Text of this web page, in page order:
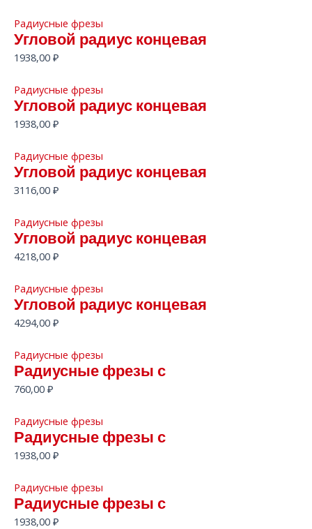
Радиусные фрезы
Угловой радиус концевая
1938,00 ₽
Радиусные фрезы
Угловой радиус концевая
1938,00 ₽
Радиусные фрезы
Угловой радиус концевая
3116,00 ₽
Радиусные фрезы
Угловой радиус концевая
4218,00 ₽
Радиусные фрезы
Угловой радиус концевая
4294,00 ₽
Радиусные фрезы
Радиусные фрезы с
760,00 ₽
Радиусные фрезы
Радиусные фрезы с
1938,00 ₽
Радиусные фрезы
Радиусные фрезы с
1938,00 ₽